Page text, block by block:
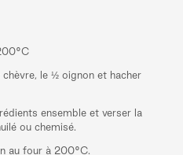
le ½ oignon et hacher
ensemble et verser la
ou chemisé.
four à 200°C.